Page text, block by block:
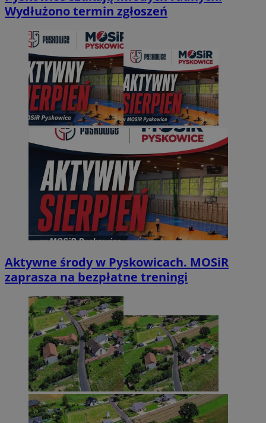
Wydłużono termin zgłoszeń
Aktywne środy w Pyskowicach. MOSiR
zaprasza na bezpłatne treningi